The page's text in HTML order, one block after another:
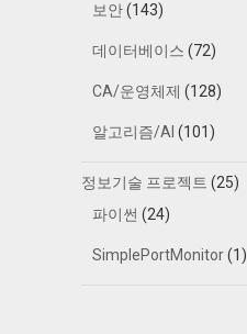
보안(143)
데이터베이스 (72)
CA/운영체제 (128)
알고리즘/AI (101)
정보기술 프로젝트 (25)
파이썬 (24)
SimplePortMonitor(1)